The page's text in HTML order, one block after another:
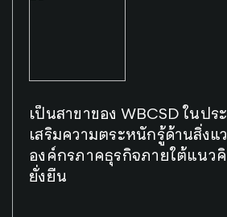
เป็นสาขาของ WBCSD ในปร
เสริมความตระหนักรู้ด้านสิ่ง
องค์กรภาคธุรกิจภายใต้แน
ยั่งยืน